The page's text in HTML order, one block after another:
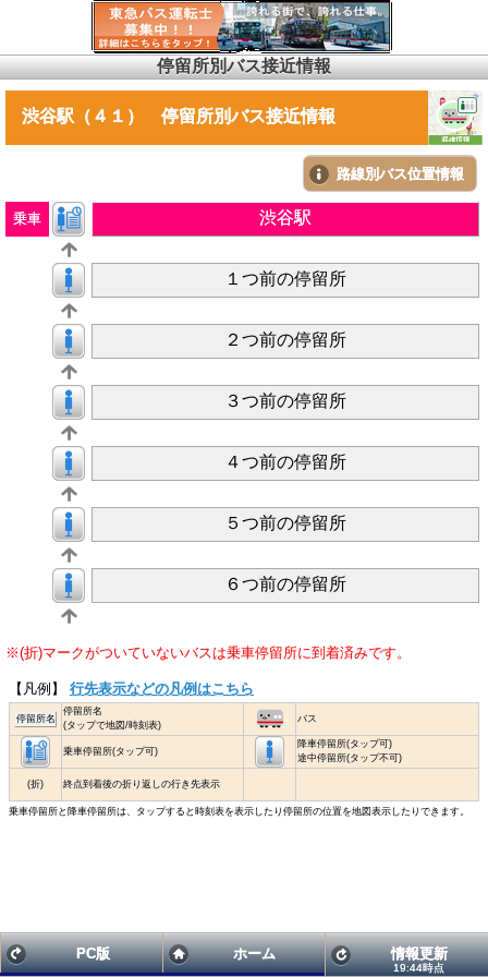
停留所別バス接近情報
渋谷駅（４１） 停留所別バス接近情報
路線別バス位置情報
乗車 渋谷駅
１つ前の停留所
２つ前の停留所
３つ前の停留所
４つ前の停留所
５つ前の停留所
６つ前の停留所
※(折)マークがついていないバスは乗車停留所に到着済みです。
【凡例】 行先表示などの凡例はこちら
停留所名
停留所名
(タップで地図/時刻表)
バス
乗車停留所(タップ可)
降車停留所(タップ可)
途中停留所(タップ不可)
(折) 終点到着後の折り返しの行き先表示
乗車停留所と降車停留所は、タップすると時刻表を表示したり停留所の位置を地図表示したりできます。
PC版 ホーム 情報更新
19:44時点